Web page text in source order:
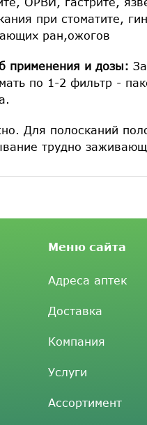
при стоматите,
ран,ожогов
применения и дозы:
по 1-2 фильтр -
Для полосканий
трудно
Меню сайта
Адреса аптек
Доставка
Компания
Услуги
Ассортимент